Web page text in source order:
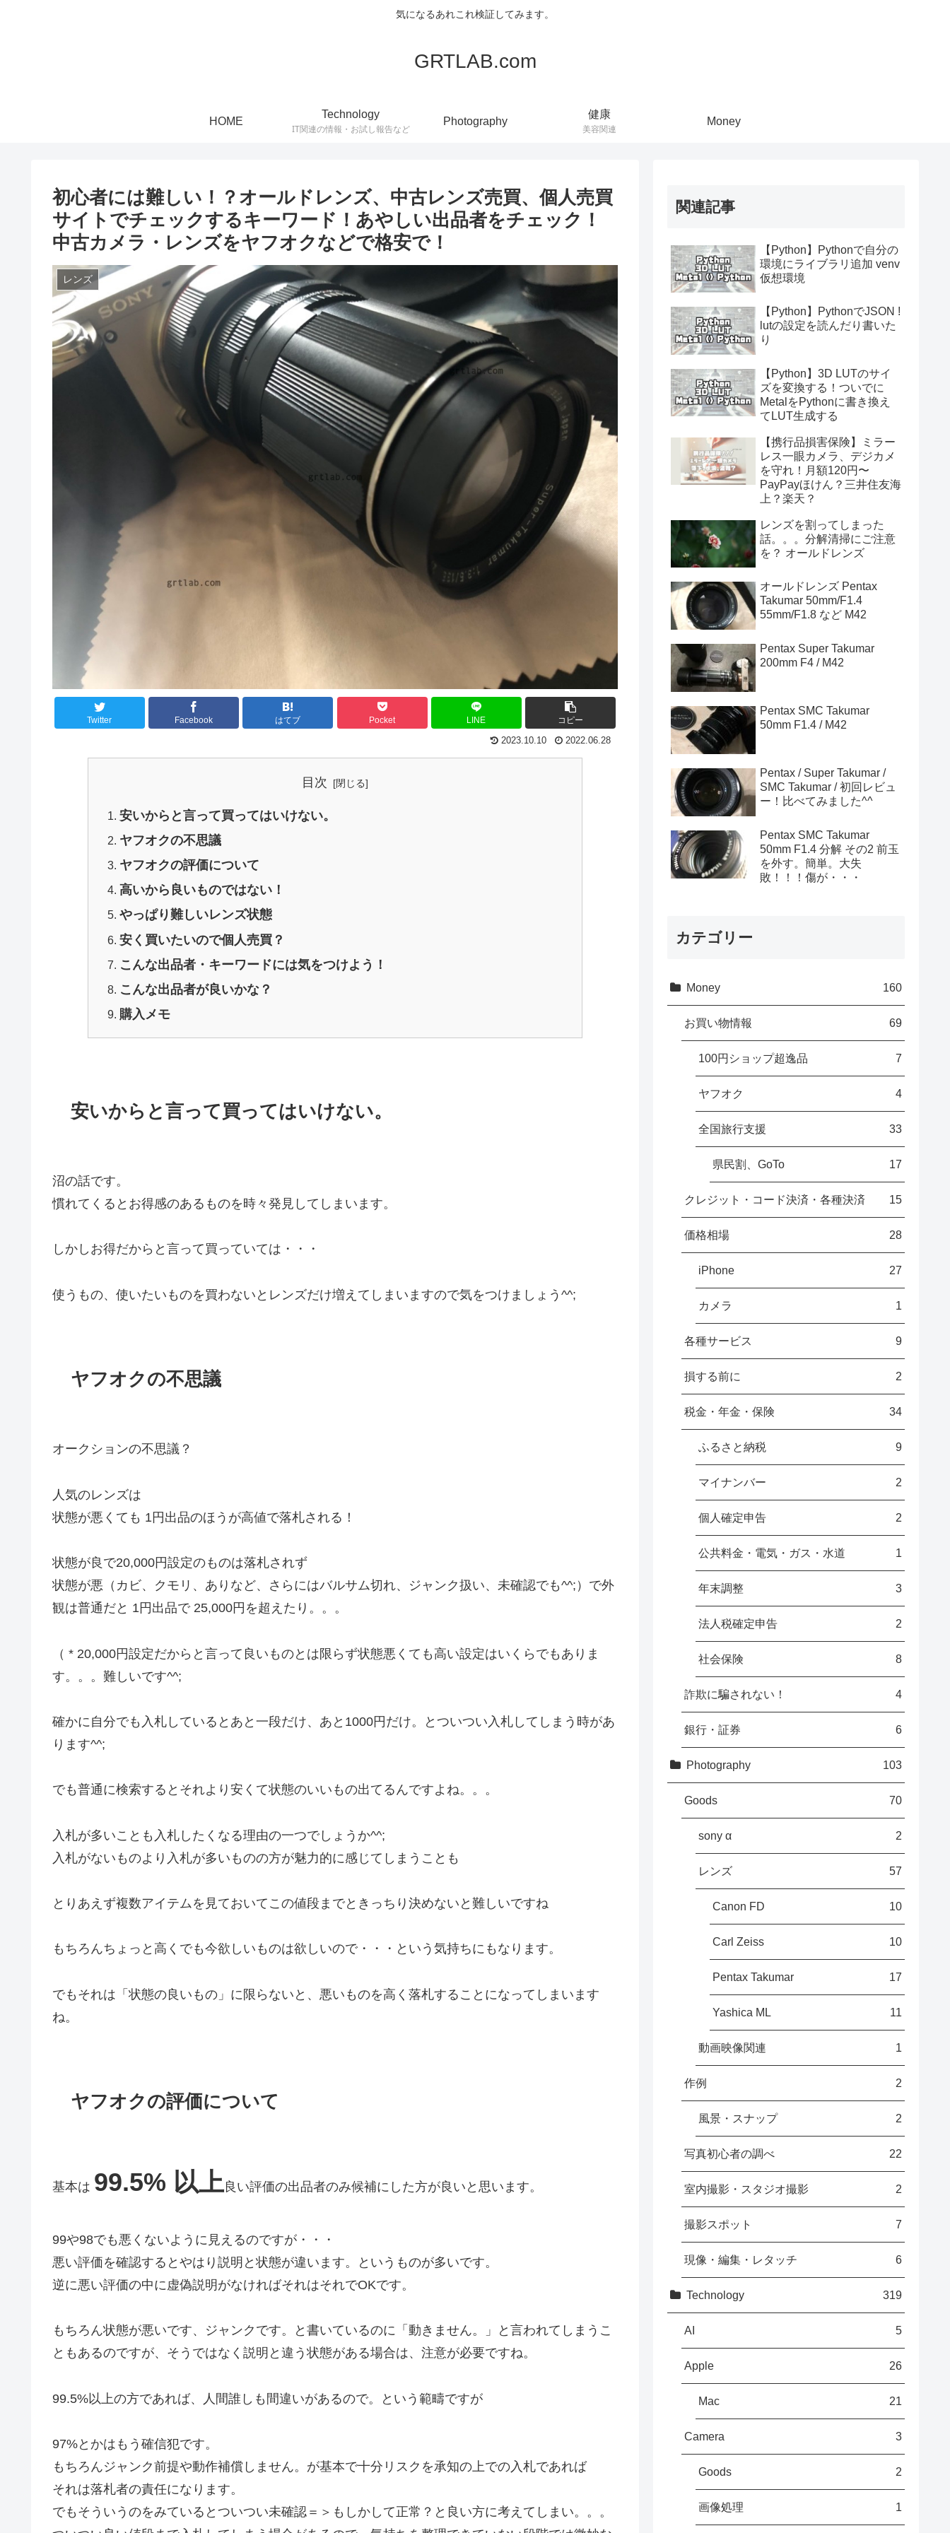
気になるあれこれ検証してみます。
GRTLAB.com
HOME
Technology
IT関連の情報・お試し報告など
Photography
健康
美容関連
Money
初心者には難しい！？オールドレンズ、中古レンズ売買、個人売買
サイトでチェックするキーワード！あやしい出品者をチェック！
中古カメラ・レンズをヤフオクなどで格安で！
レンズ
Twitter Facebook はてブ Pocket LINE コピー
2023.10.10 2022.06.28
目次
安いからと言って買ってはいけない。
ヤフオクの不思議
ヤフオクの評価について
高いから良いものではない！
やっぱり難しいレンズ状態
安く買いたいので個人売買？
こんな出品者・キーワードには気をつけよう！
こんな出品者が良いかな？
購入メモ
安いからと言って買ってはいけない。
沼の話です。
慣れてくるとお得感のあるものを時々発見してしまいます。
しかしお得だからと言って買っていては・・・
使うもの、使いたいものを買わないとレンズだけ増えてしまいますので気をつけましょう^^;
ヤフオクの不思議
オークションの不思議？
人気のレンズは
状態が悪くても 1円出品のほうが高値で落札される！
状態が良で20,000円設定のものは落札されず
状態が悪（カビ、クモリ、ありなど、さらにはバルサム切れ、ジャンク扱い、未確認でも^^;）で外
観は普通だと 1円出品で 25,000円を超えたり。。。
（ * 20,000円設定だからと言って良いものとは限らず状態悪くても高い設定はいくらでもありま
す。。。難しいです^^;
確かに自分でも入札しているとあと一段だけ、あと1000円だけ。とついつい入札してしまう時があ
ります^^;
でも普通に検索するとそれより安くて状態のいいもの出てるんですよね。。。
入札が多いことも入札したくなる理由の一つでしょうか^^;
入札がないものより入札が多いものの方が魅力的に感じてしまうことも
とりあえず複数アイテムを見ておいてこの値段までときっちり決めないと難しいですね
もちろんちょっと高くでも今欲しいものは欲しいので・・・という気持ちにもなります。
でもそれは「状態の良いもの」に限らないと、悪いものを高く落札することになってしまいます
ね。
ヤフオクの評価について
基本は 99.5% 以上良い評価の出品者のみ候補にした方が良いと思います。
99や98でも悪くないように見えるのですが・・・
悪い評価を確認するとやはり説明と状態が違います。というものが多いです。
逆に悪い評価の中に虚偽説明がなければそれはそれでOKです。
もちろん状態が悪いです、ジャンクです。と書いているのに「動きません。」と言われてしまうこ
ともあるのですが、そうではなく説明と違う状態がある場合は、注意が必要ですね。
99.5%以上の方であれば、人間誰しも間違いがあるので。という範疇ですが
97%とかはもう確信犯です。
もちろんジャンク前提や動作補償しません。が基本で十分リスクを承知の上での入札であれば
それは落札者の責任になります。
でもそういうのをみているとついつい未確認＝＞もしかして正常？と良い方に考えてしまい。。。
関連記事
【Python】Pythonで自分の
環境にライブラリ追加 venv
仮想環境
【Python】PythonでJSON !
lutの設定を読んだり書いた
り
【Python】3D LUTのサイ
ズを変換する！ついでに
MetalをPythonに書き換え
てLUT生成する
【携行品損害保険】ミラー
レス一眼カメラ、デジカメ
を守れ！月額120円〜
PayPayほけん？三井住友海
上？楽天？
レンズを割ってしまった
話。。。分解清掃にご注意
を？ オールドレンズ
オールドレンズ Pentax
Takumar 50mm/F1.4
55mm/F1.8 など M42
Pentax Super Takumar
200mm F4 / M42
Pentax SMC Takumar
50mm F1.4 / M42
Pentax / Super Takumar /
SMC Takumar / 初回レビュ
ー！比べてみました^^
Pentax SMC Takumar
50mm F1.4 分解 その2 前玉
を外す。簡単。大失
敗！！！傷が・・・
カテゴリー
Money 160
お買い物情報 69
100円ショップ超逸品 7
ヤフオク 4
全国旅行支援 33
県民割、GoTo 17
クレジット・コード決済・各種決済 15
価格相場 28
iPhone 27
カメラ 1
各種サービス 9
損する前に 2
税金・年金・保険 34
ふるさと納税 9
マイナンバー 2
個人確定申告 2
公共料金・電気・ガス・水道 1
年末調整 3
法人税確定申告 2
社会保険 8
詐欺に騙されない！ 4
銀行・証券 6
Photography 103
Goods 70
sony α 2
レンズ 57
Canon FD 10
Carl Zeiss 10
Pentax Takumar 17
Yashica ML 11
動画映像関連 1
作例 2
風景・スナップ 2
写真初心者の調べ 22
室内撮影・スタジオ撮影 2
撮影スポット 7
現像・編集・レタッチ 6
Technology 319
AI 5
Apple 26
Mac 21
Camera 3
Goods 2
画像処理 1